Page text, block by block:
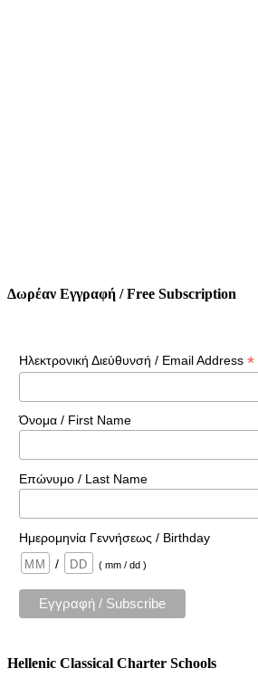
Δωρέαν Εγγραφή / Free Subscription
Ηλεκτρονική Διεύθυνσή / Email Address *
Όνομα / First Name
Επώνυμο / Last Name
Ημερομηνία Γεννήσεως / Birthday
/
( mm / dd )
Hellenic Classical Charter Schools